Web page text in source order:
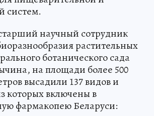
систем.
научный сотрудник
растительных
ботанического сада
на площади более 500
высадили 137 видов и
которых включены в
фармакопею Беларуси: